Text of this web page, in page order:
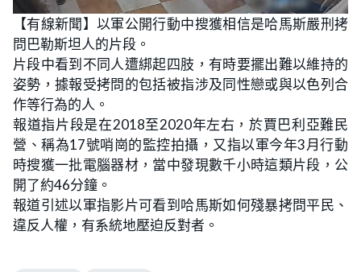
U
n
m
t
e
o
a
d
e
d
:
5
7
.
%
【有線新聞】以軍公開行動中搜獲相信是哈馬斯嚴刑拷
問巴勒斯坦人的片段。
片段中看到不同人遭綁起四肢，有時要擺出難以維持的
姿勢，據報受拷問的包括被指涉及同性戀或與以色列合
作等行為的人。
報道指片段是在2018至2020年左右，於賈巴利亞難民
營、稱為17號哨崗的監控拍攝，又指以軍今年3月行動
時搜獲一批電腦器材，當中發現數千小時這類片段，公
開了約46分鐘。
報道引述以軍指影片可看到哈馬斯如何殘暴拷問平民、
違反人權，有系統地壓迫反對者。